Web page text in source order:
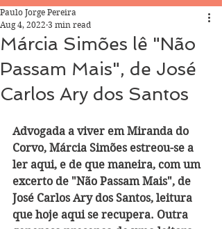
Márcia Simões lê "Não
Passam Mais", de José
Carlos Ary dos Santos
Paulo Jorge Pereira
Aug 4, 2022 3 min read
Advogada a viver em Miranda do
Corvo, Márcia Simões estreou-se a
ler aqui, e de que maneira, com um
excerto de "Não Passam Mais", de
José Carlos Ary dos Santos, leitura
que hoje aqui se recupera. Outra